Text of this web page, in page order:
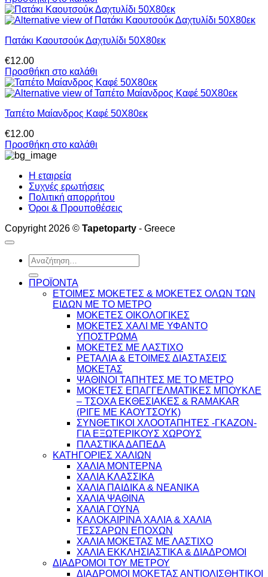
Πατάκι Καουτσούκ Δαχτυλίδι 50Χ80εκ
€12.00
Προσθήκη στο καλάθι
Ταπέτο Μαίανδρος Καφέ 50Χ80εκ
€12.00
Προσθήκη στο καλάθι
Η εταιρεία
Συχνές ερωτήσεις
Πολιτική απορρήτου
Όροι & Προυποθέσεις
Copyright 2026 © Tapetoparty - Greece
Αναζήτηση
για:
ΠΡΟΪΟΝΤΑ
ΕΤΟΙΜΕΣ ΜΟΚΕΤΕΣ & ΜΟΚΕΤΕΣ ΟΛΩΝ ΤΩΝ
ΕΙΔΩΝ ME TO ΜΕΤΡΟ
ΜΟΚΕΤΕΣ ΟΙΚΟΛΟΓΙΚΕΣ
ΜΟΚΕΤΕΣ ΧΑΛΙ ΜΕ ΥΦΑΝΤΟ
ΥΠΟΣΤΡΩΜΑ
ΜΟΚΕΤΕΣ ΜΕ ΛΑΣΤΙΧΟ
ΡΕΤΑΛΙΑ & ΕΤΟΙΜΕΣ ΔΙΑΣΤΑΣΕΙΣ
ΜΟΚΕΤΑΣ
ΨΑΘINΟΙ ΤΑΠΗΤΕΣ ΜΕ ΤΟ ΜΕΤΡΟ
ΜΟΚΕΤΕΣ ΕΠΑΓΓΕΛΜΑΤΙΚΕΣ ΜΠΟΥΚΛΕ
– ΤΣΟΧΑ ΕΚΘΕΣΙΑΚΕΣ & RAMAKAR
(ΡΙΓΕ ΜΕ ΚΑΟΥΤΣΟΥΚ)
ΣΥΝΘΕΤΙΚΟΙ ΧΛΟΟΤΑΠΗΤΕΣ -ΓΚΑΖΟΝ-
ΓΙΑ ΕΞΩΤΕΡΙΚΟΥΣ ΧΩΡΟΥΣ
ΠΛΑΣΤΙΚΑ ΔΑΠΕΔΑ
ΚΑΤΗΓΟΡΙΕΣ ΧΑΛΙΩΝ
ΧΑΛΙΑ ΜΟΝΤΕΡΝΑ
ΧΑΛΙΑ ΚΛΑΣΣΙΚΑ
ΧΑΛΙΑ ΠΑΙΔΙΚΑ & ΝΕΑΝΙΚΑ
ΧΑΛΙΑ ΨΑΘΙΝΑ
ΧΑΛΙΑ ΓΟΥΝΑ
ΚΑΛΟΚΑΙΡΙΝΑ ΧΑΛΙΑ & ΧΑΛΙΑ
ΤΕΣΣΑΡΩΝ ΕΠΟΧΩΝ
ΧΑΛΙΑ ΜΟΚΕΤΑΣ ΜΕ ΛΑΣΤΙΧΟ
ΧΑΛΙΑ ΕΚΚΛΗΣΙΑΣΤΙΚΑ & ΔΙΑΔΡΟΜΟΙ
ΔΙΑΔΡΟΜΟΙ ΤΟΥ ΜΕΤΡΟΥ
ΔΙΑΔΡΟΜΟΙ ΜΟΚΕΤΑΣ ΑΝΤΙΟΛΙΣΘΗΤΙΚΟΙ